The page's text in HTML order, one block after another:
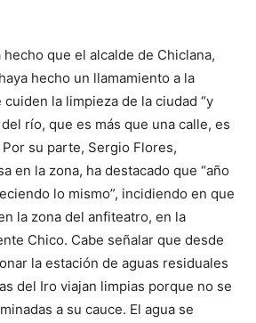
que el alcalde de Chiclana,
hecho un llamamiento a la
la limpieza de la ciudad “y
río, que es más que una calle, es
su parte, Sergio Flores,
en la zona, ha destacado que “año
lo mismo”, incidiendo en que
la zona del anfiteatro, en la
Chico. Cabe señalar que desde
la estación de aguas residuales
del Iro viajan limpias porque no se
a su cauce. El agua se